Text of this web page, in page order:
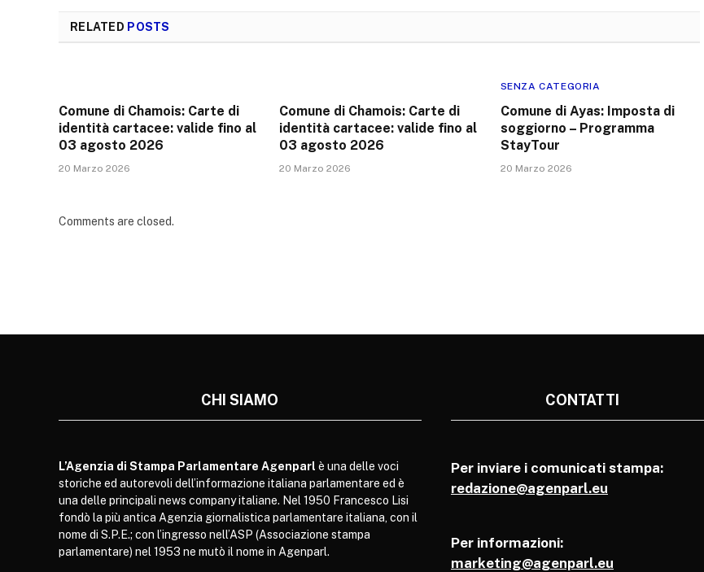
RELATED POSTS
Comune di Chamois: Carte di
identità cartacee: valide fino al
03 agosto 2026
20 Marzo 2026
Comune di Chamois: Carte di
identità cartacee: valide fino al
03 agosto 2026
20 Marzo 2026
SENZA CATEGORIA
Comune di Ayas: Imposta di
soggiorno – Programma
StayTour
20 Marzo 2026
Comments are closed.
CHI SIAMO
L’Agenzia di Stampa Parlamentare Agenparl è una delle voci
storiche ed autorevoli dell’informazione italiana parlamentare ed è
una delle principali news company italiane. Nel 1950 Francesco Lisi
fondò la più antica Agenzia giornalistica parlamentare italiana, con il
nome di S.P.E.; con l’ingresso nell’ASP (Associazione stampa
parlamentare) nel 1953 ne mutò il nome in Agenparl.
CONTATTI
Per inviare i comunicati stampa:
redazione@agenparl.eu
Per informazioni:
marketing@agenparl.eu